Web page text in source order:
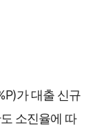
가 대출 신규
소진율에 따